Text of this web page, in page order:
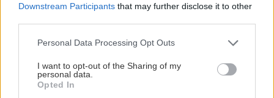
Downstream Participants that may further disclose it to other
Please note that this website/app uses one or more Google
not limited to your visit or usage behaviour. You may click to
grant or deny consent to Google and its third-party tags to
use your data for below specified purposes in below Google
Personal Data Processing Opt Outs
I want to opt-out of the Sharing of my
personal data.
Opted In